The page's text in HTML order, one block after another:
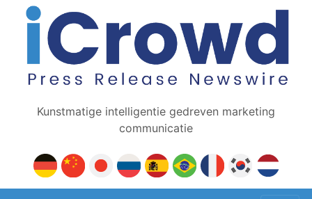
Kunstmatige intelligentie gedreven marketing
communicatie